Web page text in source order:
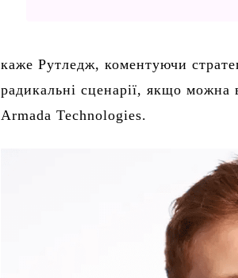
каже Рутледж, коментуючи
радикальні сценарії, якщо
Armada Technologies.